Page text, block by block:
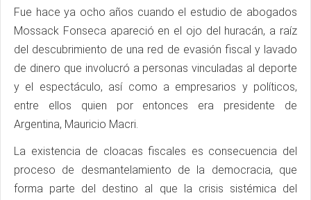
Fue hace ya ocho años cuando el estudio de abogados
Mossack Fonseca apareció en el ojo del huracán, a raíz
del descubrimiento de una red de evasión fiscal y lavado
de dinero que involucró a personas vinculadas al deporte
y el espectáculo, así como a empresarios y políticos,
entre ellos quien por entonces era presidente de
Argentina, Mauricio Macri.
La existencia de cloacas fiscales es consecuencia del
proceso de desmantelamiento de la democracia, que
forma parte del destino al que la crisis sistémica del